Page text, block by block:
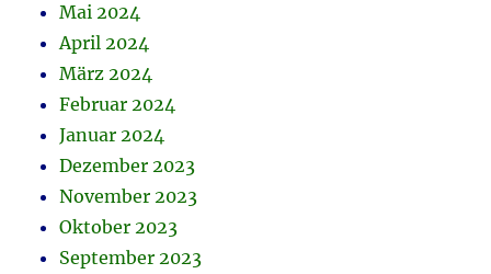
Mai 2024
April 2024
März 2024
Februar 2024
Januar 2024
Dezember 2023
November 2023
Oktober 2023
September 2023